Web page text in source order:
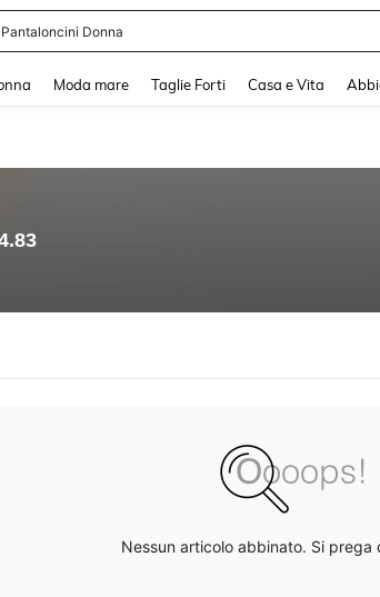
Pantaloncini Donna
Moda mare Taglie Forti Casa e Vita
Nessun articolo abbinato. Si prega